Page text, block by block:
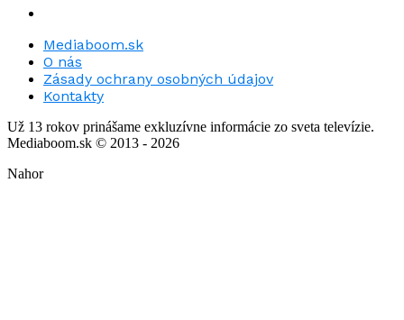
Mediaboom.sk
O nás
Zásady ochrany osobných údajov
Kontakty
Už 13 rokov prinášame exkluzívne informácie zo sveta televízie.
Mediaboom.sk © 2013 - 2026
Nahor